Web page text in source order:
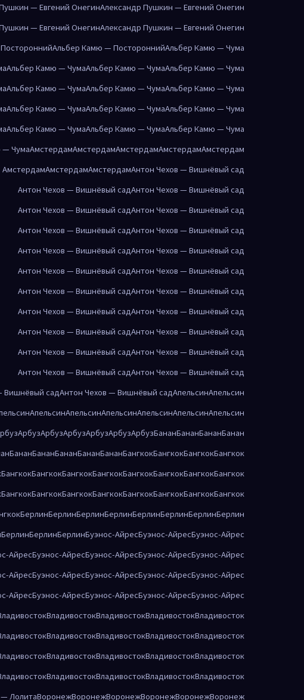
— Евгений ОнегинАлександр Пушкин — Евгений Онегин
— Евгений ОнегинАлександр Пушкин — Евгений Онегин
Альбер Камю — ПостороннийАльбер Камю — Чума
Альбер Камю — ЧумаАльбер Камю — ЧумаАльбер Камю — Чума
Альбер Камю — ЧумаАльбер Камю — ЧумаАльбер Камю — Чума
Альбер Камю — ЧумаАльбер Камю — ЧумаАльбер Камю — Чума
Альбер Камю — ЧумаАльбер Камю — ЧумаАльбер Камю — Чума
— ЧумаАмстердамАмстердамАмстердамАмстердамАмстердам
АмстердамАмстердамАмстердамАнтон Чехов — Вишнёвый сад
Антон Чехов — Вишнёвый садАнтон Чехов — Вишнёвый сад
Антон Чехов — Вишнёвый садАнтон Чехов — Вишнёвый сад
Антон Чехов — Вишнёвый садАнтон Чехов — Вишнёвый сад
Антон Чехов — Вишнёвый садАнтон Чехов — Вишнёвый сад
Антон Чехов — Вишнёвый садАнтон Чехов — Вишнёвый сад
Антон Чехов — Вишнёвый садАнтон Чехов — Вишнёвый сад
Антон Чехов — Вишнёвый садАнтон Чехов — Вишнёвый сад
Антон Чехов — Вишнёвый садАнтон Чехов — Вишнёвый сад
Антон Чехов — Вишнёвый садАнтон Чехов — Вишнёвый сад
Антон Чехов — Вишнёвый садАнтон Чехов — Вишнёвый сад
Вишнёвый садАнтон Чехов — Вишнёвый садАпельсинАпельсин
АпельсинАпельсинАпельсинАпельсинАпельсинАпельсин
АрбузАрбузАрбузАрбузАрбузАрбузБананБананБананБанан
БананБананБананБананБананБангкокБангкокБангкокБангкок
БангкокБангкокБангкокБангкокБангкокБангкокБангкокБангкок
БангкокБангкокБангкокБангкокБангкокБангкокБангкокБангкок
БерлинБерлинБерлинБерлинБерлинБерлинБерлинБерлин
БерлинБерлинБерлинБуэнос-АйресБуэнос-АйресБуэнос-Айрес
АйресБуэнос-АйресБуэнос-АйресБуэнос-АйресБуэнос-Айрес
АйресБуэнос-АйресБуэнос-АйресБуэнос-АйресБуэнос-Айрес
АйресБуэнос-АйресБуэнос-АйресБуэнос-АйресБуэнос-Айрес
ВладивостокВладивостокВладивостокВладивосток
ВладивостокВладивостокВладивостокВладивосток
ВладивостокВладивостокВладивостокВладивосток
ВладивостокВладивостокВладивостокВладивосток
ЛолитаВоронежВоронежВоронежВоронежВоронежВоронеж